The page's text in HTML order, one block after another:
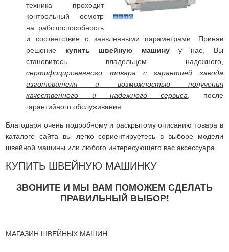
техника проходит
контрольный осмотр
на работоспособность
и соответствие с заявленными параметрами. Приняв
решение купить швейную машинуу нас, Вы
становитесь владельцем надежного,
сертифицированного товара с гарантией завода
изготовителя и возможностью получения
качественного и надежного сервиса , после
гарантийного обслуживания.
Благодаря очень подробному и раскрытому описанию товара в
каталоге сайта вы легко сориентируетесь в выборе модели
швейной машины или любого интересующего вас аксессуара.
КУПИТЬ ШВЕЙНУЮ МАШИНКУ
ЗВОНИТЕ И МЫ ВАМ ПОМОЖЕМ СДЕЛАТЬ
ПРАВИЛЬНЫЙ ВЫБОР!
МАГАЗИН ШВЕЙНЫХ МАШИН